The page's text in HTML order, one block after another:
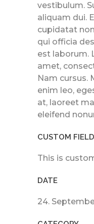
vestibulum.
aliquam dui.
cupidatat
qui officia
est laborum.
amet,
Nam cursus.
enim leo,
at, laoreet
eleifend
CUSTOM FIELD
This is
DATE
24.